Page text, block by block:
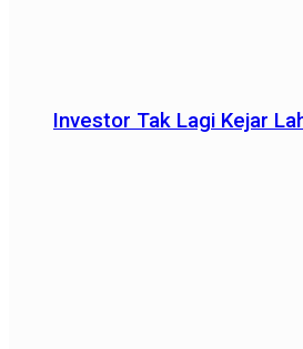
Investor Tak Lagi Kejar